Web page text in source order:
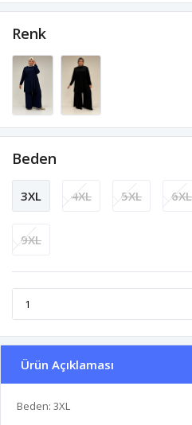
Renk
Beden
3XL 4XL 5XL 6XL
9XL
Ürün Açıklaması
Beden: 3XL